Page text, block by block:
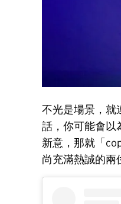
不光是場景，就
話，你可能會以
新意，那就「
尚充滿熱誠的兩